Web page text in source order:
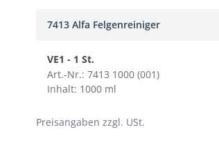
7413 Alfa Felgenreiniger
VE1 - 1 St.
Art.-Nr.: 7413 1000 (001)
Inhalt: 1000 ml
Preisangaben zzgl. USt.